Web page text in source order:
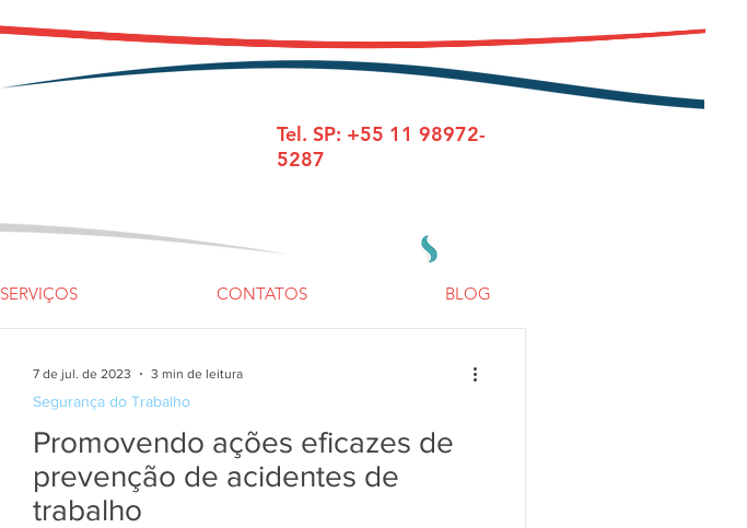
Tel. SP: +55 11 98972-
5287
SERVIÇOS CONTATOS BLOG
Promovendo ações eficazes de
prevenção de acidentes de
trabalho
Segurança do Trabalho
7 de jul. de 2023 3 min de leitura